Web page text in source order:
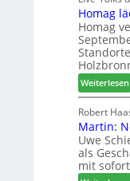
e
n
a
u
s
ü
r
W
e
m
h
ö
n
e
r
h
e
n
s
t
a
u
r
a
u
m
-
Homag
Homag
Weiterlesen:
l
Robert
Martin:
Uwe
als
mit